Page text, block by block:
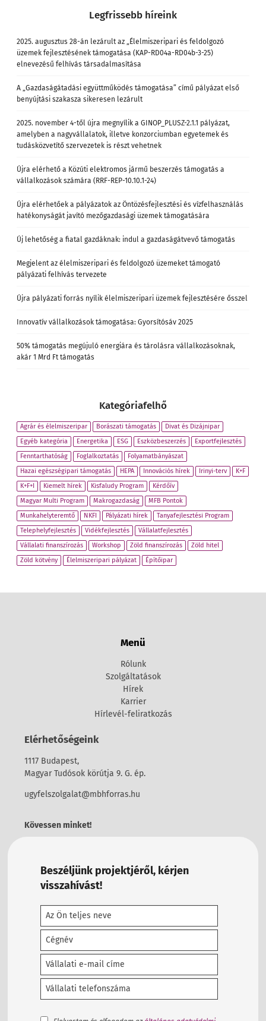
Legfrissebb híreink
2025. augusztus 28-án lezárult az „Élelmiszeripari és feldolgozó
üzemek fejlesztésének támogatása (KAP-RD04a-RD04b-3-25)
elnevezésű felhívás társadalmasítása
A „Gazdaságátadási együttműködés támogatása” című pályázat első
benyújtási szakasza sikeresen lezárult
2025. november 4-től újra megnyílik a GINOP_PLUSZ-2.1.1 pályázat,
amelyben a nagyvállalatok, illetve konzorciumban egyetemek és
tudásközvetítő szervezetek is részt vehetnek
Újra elérhető a Közúti elektromos jármű beszerzés támogatás a
vállalkozások számára (RRF-REP-10.10.1-24)
Újra elérhetőek a pályázatok az Öntözésfejlesztési és vízfelhasználás
hatékonyságát javító mezőgazdasági üzemek támogatására
Új lehetőség a fiatal gazdáknak: indul a gazdaságátvevő támogatás
Megjelent az élelmiszeripari és feldolgozó üzemeket támogató
pályázati felhívás tervezete
Újra pályázati forrás nyílik élelmiszeripari üzemek fejlesztésére ősszel
Innovatív vállalkozások támogatása: Gyorsítósáv 2025
50% támogatás megújuló energiára és tárolásra vállalkozásoknak,
akár 1 Mrd Ft támogatás
Kategóriafelhő
Agrár és élelmiszeripar Borászati támogatás
Divat és Dizájnipar
Egyéb kategória
Energetika ESG Eszközbeszerzés
Exportfejlesztés
Fenntarthatóság
Foglalkoztatás
Folyamatbányászat
Hazai egészségipari támogatás
HEPA Innovációs hírek Irinyi-terv
K+F
K+F+I
Kiemelt hírek Kisfaludy Program
Kérdőív
Magyar Multi Program
Makrogazdaság
MFB Pontok
Munkahelyteremtő
NKFI Pályázati hírek
Tanyafejlesztési Program
Telephelyfejlesztés
Vidékfejlesztés
Vállalatfejlesztés
Vállalati finanszírozás
Workshop Zöld finanszírozás
Zöld hitel
Zöld kötvény
Élelmiszeripari pályázat Építőipar
Menü
Rólunk
Szolgáltatások
Hírek
Karrier
Hírlevél-feliratkozás
Elérhetőségeink
1117 Budapest,
Magyar Tudósok körútja 9. G. ép.
ugyfelszolgalat@mbhforras.hu
Kövessen minket!
Beszéljünk projektjéről, kérjen
visszahívást!